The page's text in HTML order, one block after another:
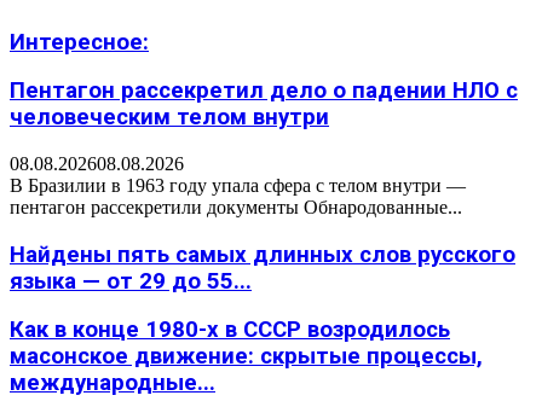
Интересное:
Пентагон рассекретил дело о падении НЛО с
человеческим телом внутри
08.08.202608.08.2026
В Бразилии в 1963 году упала сфера с телом внутри —
пентагон рассекретили документы Обнародованные...
Найдены пять самых длинных слов русского
языка — от 29 до 55...
Как в конце 1980-х в СССР возродилось
масонское движение: скрытые процессы,
международные...